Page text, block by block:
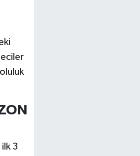
3